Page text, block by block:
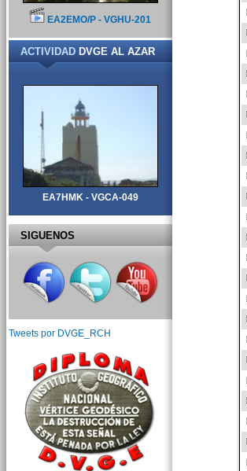
EA2EMO/P - VGHU-201
ACTIVIDADDVGE AL AZAR
EA7HMK - VGCA-049
SIGUENOS
Tweets por DVGE_RCH